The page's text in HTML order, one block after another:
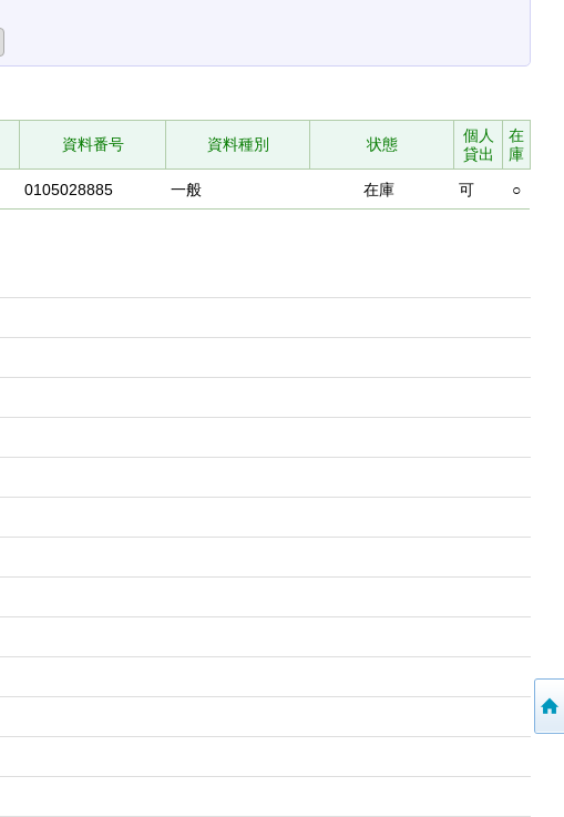
資料番号 資料種別 状態
個人
貸出
在
庫
0105028885 一般 在庫 可 ○